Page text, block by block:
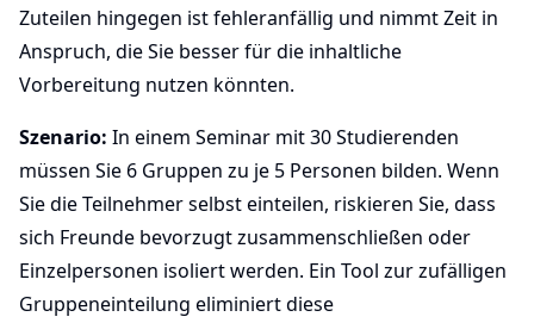
Zuteilen hingegen ist fehleranfällig und nimmt Zeit in
Anspruch, die Sie besser für die inhaltliche
Vorbereitung nutzen könnten.
Szenario: In einem Seminar mit 30 Studierenden
müssen Sie 6 Gruppen zu je 5 Personen bilden. Wenn
Sie die Teilnehmer selbst einteilen, riskieren Sie, dass
sich Freunde bevorzugt zusammenschließen oder
Einzelpersonen isoliert werden. Ein Tool zur zufälligen
Gruppeneinteilung eliminiert diese